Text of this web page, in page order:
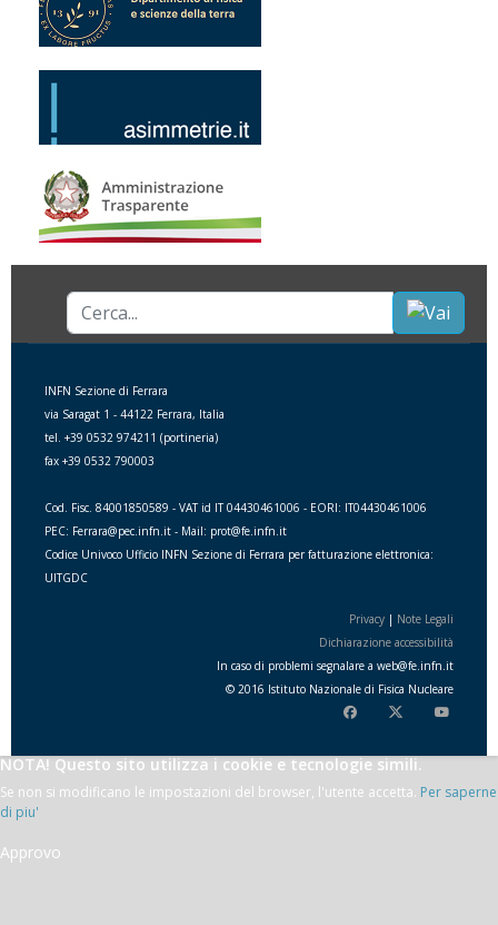
Cerca...
INFN Sezione di Ferrara
via Saragat 1 - 44122 Ferrara, Italia
tel. +39 0532 974211 (portineria)
fax +39 0532 790003
Cod. Fisc. 84001850589 - VAT id IT 04430461006 - EORI: IT04430461006
PEC: Ferrara@pec.infn.it - Mail: prot@fe.infn.it
Codice Univoco Ufficio INFN Sezione di Ferrara per fatturazione elettronica:
UITGDC
Privacy | Note Legali
Dichiarazione accessibilità
In caso di problemi segnalare a web@fe.infn.it
© 2016 Istituto Nazionale di Fisica Nucleare
NOTA! Questo sito utilizza i cookie e tecnologie simili.
Se non si modificano le impostazioni del browser, l'utente accetta. Per saperne
di piu'
Approvo